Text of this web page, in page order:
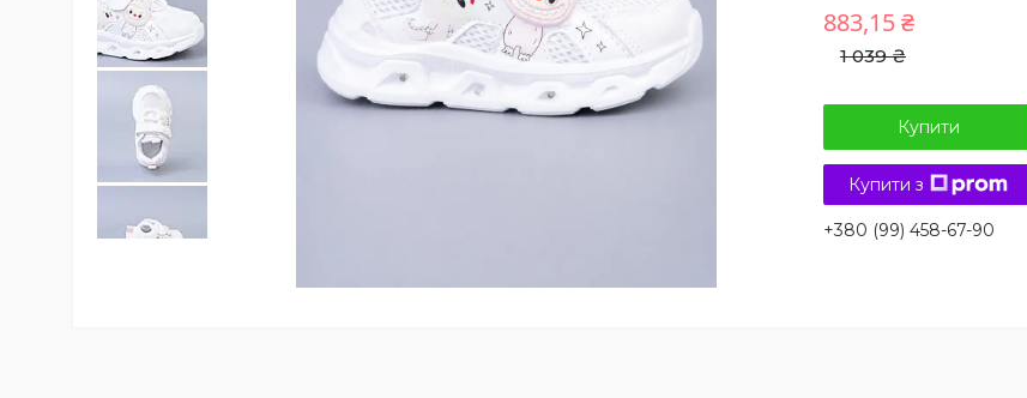
1 039 ₴
883,15 ₴
Купити
Купити з
+380 (99) 458-67-90